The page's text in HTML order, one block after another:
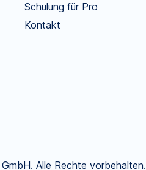
Schulung für Pro
Kontakt
Alle Rechte vorbehalten.